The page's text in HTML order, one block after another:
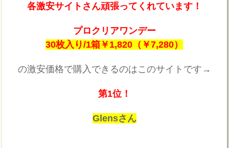
各激安サイトさん頑張ってくれています！
プロクリアワンデー
30枚入り/1箱￥1,820（￥7,280）
の激安価格で購入できるのはこのサイトです→
第1位！
Glensさん